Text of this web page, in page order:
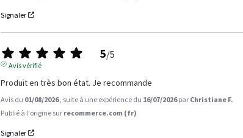
Signaler
5/5
Avis vérifié
Produit en très bon état. Je recommande
Avis du 01/08/2026 , suite à une expérience du 16/07/2026par Christiane F.
Publié à l'origine sur recommerce.com (fr)
Signaler